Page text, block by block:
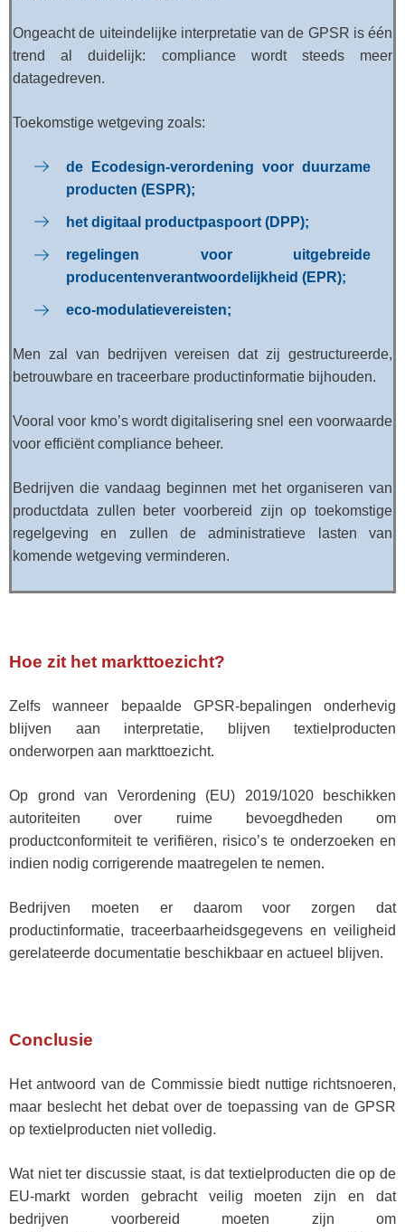
Ongeacht de uiteindelijke interpretatie van de GPSR is één
trend al duidelijk: compliance wordt steeds meer
datagedreven.
Toekomstige wetgeving zoals:
de Ecodesign-verordening voor duurzame
producten (ESPR);
het digitaal productpaspoort (DPP);
regelingen voor uitgebreide
producentenverantwoordelijkheid (EPR);
eco-modulatievereisten;
Men zal van bedrijven vereisen dat zij gestructureerde,
betrouwbare en traceerbare productinformatie bijhouden.
Vooral voor kmo’s wordt digitalisering snel een voorwaarde
voor efficiënt compliance beheer.
Bedrijven die vandaag beginnen met het organiseren van
productdata zullen beter voorbereid zijn op toekomstige
regelgeving en zullen de administratieve lasten van
komende wetgeving verminderen.
Hoe zit het markttoezicht?
Zelfs wanneer bepaalde GPSR-bepalingen onderhevig
blijven aan interpretatie, blijven textielproducten
onderworpen aan markttoezicht.
Op grond van Verordening (EU) 2019/1020 beschikken
autoriteiten over ruime bevoegdheden om
productconformiteit te verifiëren, risico’s te onderzoeken en
indien nodig corrigerende maatregelen te nemen.
Bedrijven moeten er daarom voor zorgen dat
productinformatie, traceerbaarheidsgegevens en veiligheid
gerelateerde documentatie beschikbaar en actueel blijven.
Conclusie
Het antwoord van de Commissie biedt nuttige richtsnoeren,
maar beslecht het debat over de toepassing van de GPSR
op textielproducten niet volledig.
Wat niet ter discussie staat, is dat textielproducten die op de
EU-markt worden gebracht veilig moeten zijn en dat
bedrijven voorbereid moeten zijn om